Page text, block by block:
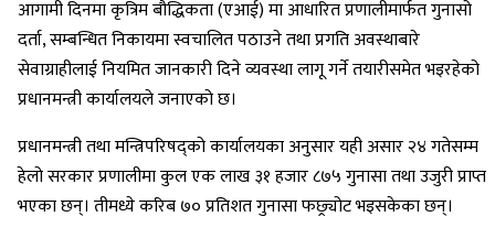
आगामी दिनमा कृत्रिम बौद्धिकता (एआई) मा आधारित प्रणालीमार्फत गुनासो
दर्ता, सम्बन्धित निकायमा स्वचालित पठाउने तथा प्रगति अवस्थाबारे
सेवाग्राहीलाई नियमित जानकारी दिने व्यवस्था लागू गर्ने तयारीसमेत भइरहेको
प्रधानमन्त्री कार्यालयले जनाएको छ।
प्रधानमन्त्री तथा मन्त्रिपरिषद्को कार्यालयका अनुसार यही असार २४ गतेसम्म
हेलो सरकार प्रणालीमा कुल एक लाख ३१ हजार ८७५ गुनासा तथा उजुरी प्राप्त
भएका छन्। तीमध्ये करिब ७० प्रतिशत गुनासा फछ्र्योट भइसकेका छन्।